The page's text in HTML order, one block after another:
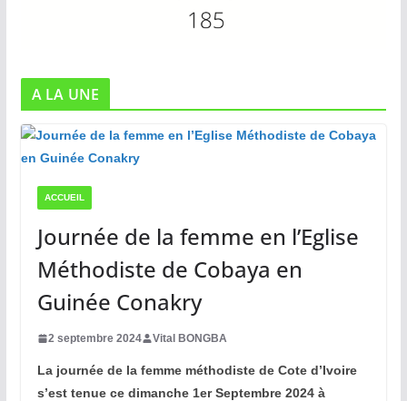
A LA UNE
ACCUEIL
Journée de la femme en l’Eglise
Méthodiste de Cobaya en
Guinée Conakry
2 septembre 2024 Vital BONGBA
La journée de la femme méthodiste de Cote d’Ivoire
s’est tenue ce dimanche 1er Septembre 2024 à